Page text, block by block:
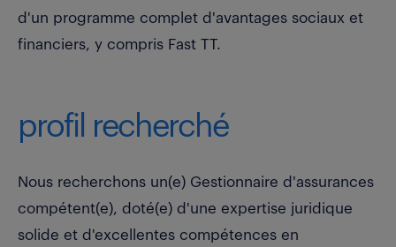
d'un programme complet d'avantages sociaux et
financiers, y compris Fast TT.
profil recherché
Nous recherchons un(e) Gestionnaire d'assurances
compétent(e), doté(e) d'une expertise juridique
solide et d'excellentes compétences en